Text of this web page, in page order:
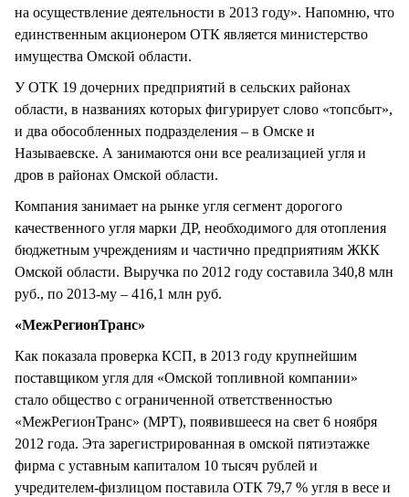
на осуществление деятельности в 2013 году». Напомню, что
единственным акционером ОТК является министерство
имущества Омской области.
У ОТК 19 дочерних предприятий в сельских районах
области, в названиях которых фигурирует слово «топсбыт»,
и два обособленных подразделения – в Омске и
Называевске. А занимаются они все реализацией угля и
дров в районах Омской области.
Компания занимает на рынке угля сегмент дорогого
качественного угля марки ДР, необходимого для отопления
бюджетным учреждениям и частично предприятиям ЖКК
Омской области. Выручка по 2012 году составила 340,8 млн
руб., по 2013-му – 416,1 млн руб.
«МежРегионТранс»
Как показала проверка КСП, в 2013 году крупнейшим
поставщиком угля для «Омской топливной компании»
стало общество с ограниченной ответственностью
«МежРегионТранс» (МРТ), появившееся на свет 6 ноября
2012 года. Эта зарегистрированная в омской пятиэтажке
фирма с уставным капиталом 10 тысяч рублей и
учредителем-физлицом поставила ОТК 79,7 % угля в весе и